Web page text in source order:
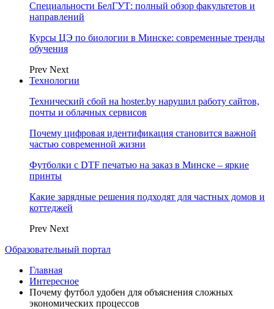
Специальности БелГУТ: полный обзор факультетов и
направлений
Курсы ЦЭ по биологии в Минске: современные тренды
обучения
Prev Next
Технологии
Технический сбой на hoster.by нарушил работу сайтов,
почты и облачных сервисов
Почему цифровая идентификация становится важной
частью современной жизни
Футболки с DTF печатью на заказ в Минске – яркие
принты
Какие зарядные решения подходят для частных домов и
коттеджей
Prev Next
Образовательный портал
Главная
Интересное
Почему футбол удобен для объяснения сложных
экономических процессов